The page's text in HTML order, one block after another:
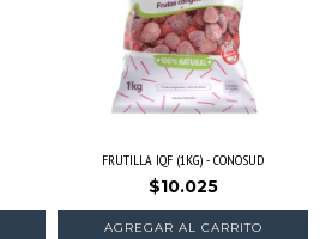
FRUTILLA IQF (1KG) - CONOSUD
$10.025